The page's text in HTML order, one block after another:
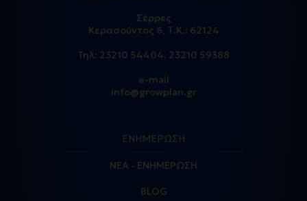
Σέρρες
Κερασούντος 6, Τ.Κ.: 62124
Τηλ: 23210 54404, 23210 59388
e-mail
info@growplan.gr
ΕΝΗΜΕΡΩΣΗ
ΝΕΑ - ΕΝΗΜΕΡΩΣΗ
BLOG